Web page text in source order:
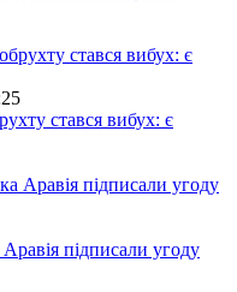
стався вибух: є
підписали угоду